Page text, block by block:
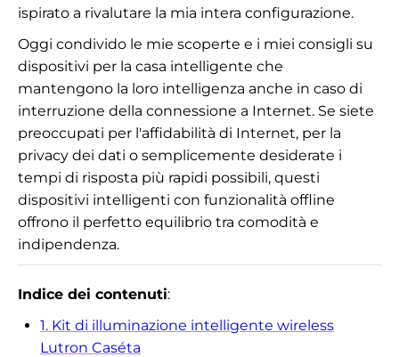
ispirato a rivalutare la mia intera configurazione.
Oggi condivido le mie scoperte e i miei consigli su
dispositivi per la casa intelligente che
mantengono la loro intelligenza anche in caso di
interruzione della connessione a Internet. Se siete
preoccupati per l'affidabilità di Internet, per la
privacy dei dati o semplicemente desiderate i
tempi di risposta più rapidi possibili, questi
dispositivi intelligenti con funzionalità offline
offrono il perfetto equilibrio tra comodità e
indipendenza.
Indice dei contenuti:
1. Kit di illuminazione intelligente wireless
Lutron Caséta